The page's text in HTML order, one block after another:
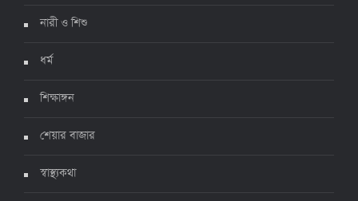
নারী ও শিশু
ধর্ম
শিক্ষাঙ্গন
শেয়ার বাজার
স্বাস্থ্যকথা